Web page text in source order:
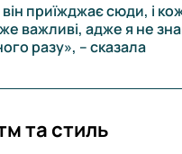
приїжджає сюди, і
важливі, адже я не
разу», – сказала
та стиль